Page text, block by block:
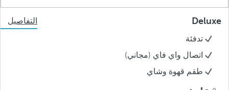
Deluxe
التفاصيل
تدفئة
اتصال واي فاي (مجاني)
طقم قهوة وشاي